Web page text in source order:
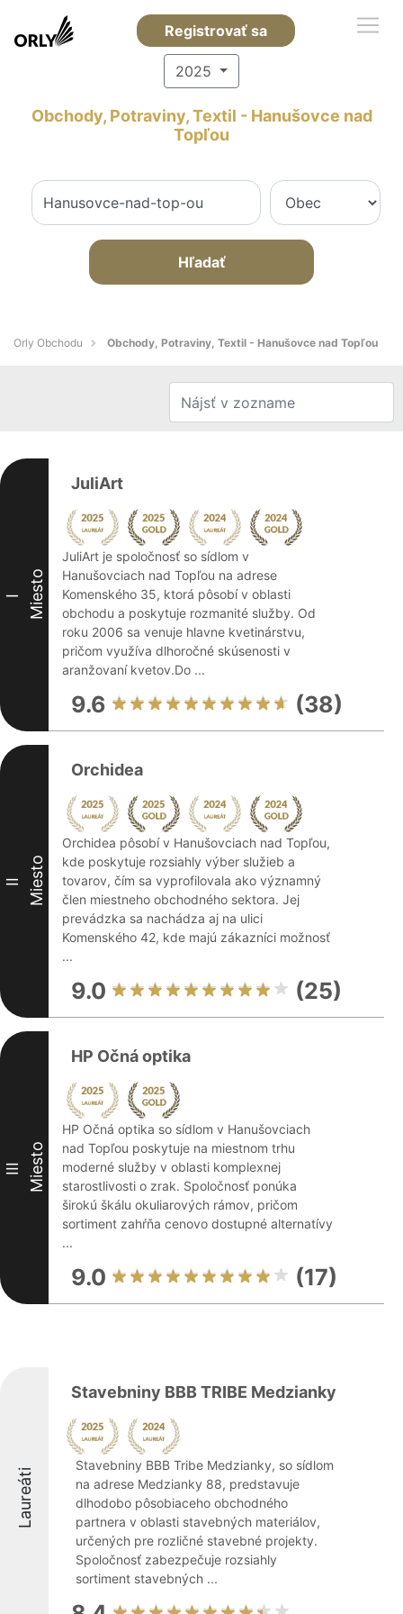
Registrovať sa
2025
Obchody, Potraviny, Textil - Hanušovce nad
Topľou
Hľadať
Orly Obchodu Obchody, Potraviny, Textil - Hanušovce nad Topľou
I Miesto
JuliArt
JuliArt je spoločnosť so sídlom v
Hanušovciach nad Topľou na adrese
Komenského 35, ktorá pôsobí v oblasti
obchodu a poskytuje rozmanité služby. Od
roku 2006 sa venuje hlavne kvetinárstvu,
pričom využíva dlhoročné skúsenosti v
aranžovaní kvetov.Do ...
9.6 (38)
II Miesto
Orchidea
Orchidea pôsobí v Hanušovciach nad Topľou,
kde poskytuje rozsiahly výber služieb a
tovarov, čím sa vyprofilovala ako významný
člen miestneho obchodného sektora. Jej
prevádzka sa nachádza aj na ulici
Komenského 42, kde majú zákazníci možnosť
...
9.0 (25)
III Miesto
HP Očná optika
HP Očná optika so sídlom v Hanušovciach
nad Topľou poskytuje na miestnom trhu
moderné služby v oblasti komplexnej
starostlivosti o zrak. Spoločnosť ponúka
širokú škálu okuliarových rámov, pričom
sortiment zahŕňa cenovo dostupné alternatívy
...
9.0 (17)
Laureáti
Stavebniny BBB TRIBE Medzianky
Stavebniny BBB Tribe Medzianky, so sídlom
na adrese Medzianky 88, predstavuje
dlhodobo pôsobiaceho obchodného
partnera v oblasti stavebných materiálov,
určených pre rozličné stavebné projekty.
Spoločnosť zabezpečuje rozsiahly
sortiment stavebných ...